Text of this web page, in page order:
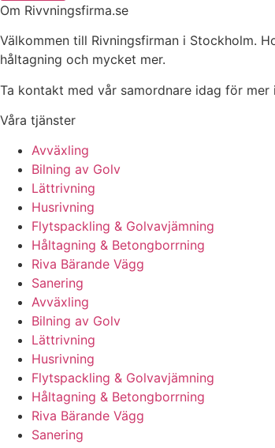
Om Rivvningsfirma.se
Välkommen till Rivningsfirman i Stockholm.
håltagning och mycket mer.
Ta kontakt med vår samordnare idag för mer
Våra tjänster
Avväxling
Bilning av Golv
Lättrivning
Husrivning
Flytspackling & Golvavjämning
Håltagning & Betongborrning
Riva Bärande Vägg
Sanering
Avväxling
Bilning av Golv
Lättrivning
Husrivning
Flytspackling & Golvavjämning
Håltagning & Betongborrning
Riva Bärande Vägg
Sanering